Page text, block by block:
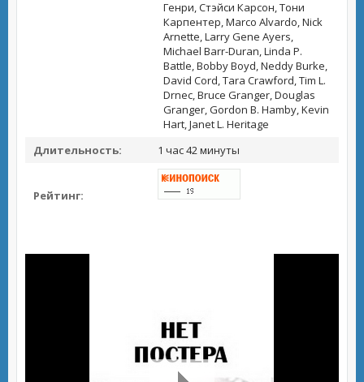
Генри, Стэйси Карсон, Тони
Карпентер, Marco Alvardo, Nick
Arnette, Larry Gene Ayers,
Michael Barr-Duran, Linda P.
Battle, Bobby Boyd, Neddy Burke,
David Cord, Tara Crawford, Tim L.
Drnec, Bruce Granger, Douglas
Granger, Gordon B. Hamby, Kevin
Hart, Janet L. Heritage
Длительность:
1 час 42 минуты
Рейтинг: